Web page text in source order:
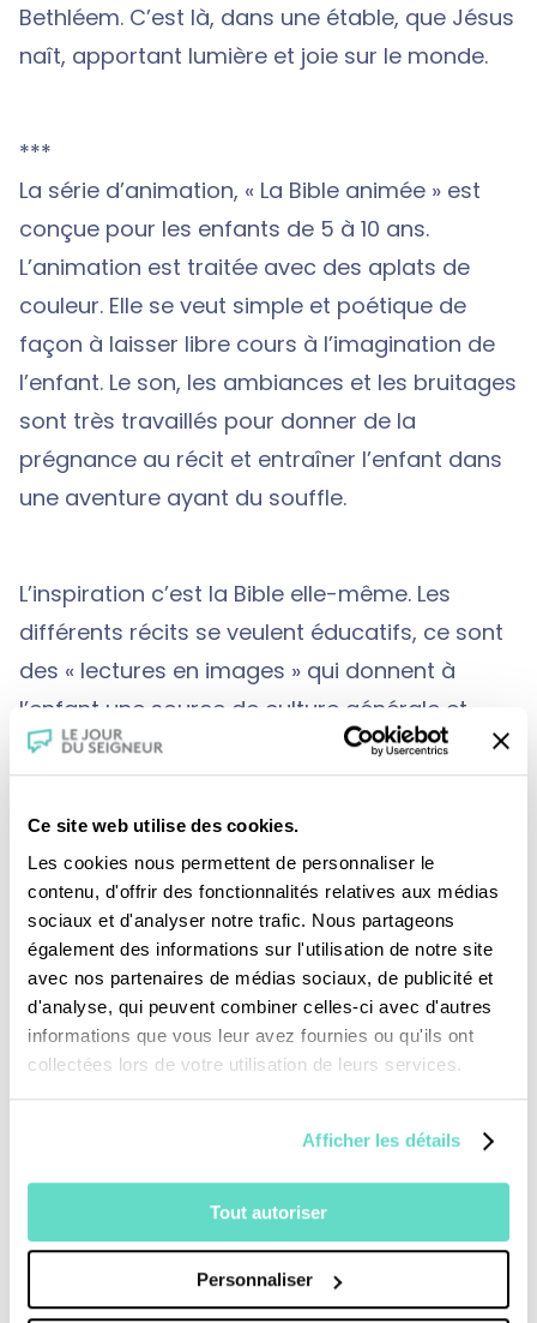
Ce site web utilise des cookies.
Les cookies nous permettent de personnaliser le
contenu, d'offrir des fonctionnalités relatives aux médias
sociaux et d'analyser notre trafic. Nous partageons
également des informations sur l'utilisation de notre site
avec nos partenaires de médias sociaux, de publicité et
d'analyse, qui peuvent combiner celles-ci avec d'autres
informations que vous leur avez fournies ou qu'ils ont
collectées lors de votre utilisation de leurs services.
Afficher les détails
Tout autoriser
Personnaliser
Bethléem. C’est là, dans une étable, que Jésus
naît, apportant lumière et joie sur le monde.
***
La série d’animation, « La Bible animée » est
conçue pour les enfants de 5 à 10 ans.
L’animation est traitée avec des aplats de
couleur. Elle se veut simple et poétique de
façon à laisser libre cours à l’imagination de
l’enfant. Le son, les ambiances et les bruitages
sont très travaillés pour donner de la
prégnance au récit et entraîner l’enfant dans
une aventure ayant du souffle.
L’inspiration c’est la Bible elle-même. Les
différents récits se veulent éducatifs, ce sont
des « lectures en images » qui donnent à
l’enfant une source de culture générale et
religieuse d’un texte fondateur et dont les
personnages se retrouvent dans les trois
religions monothéistes. Nous pensons que ces
histoires, outre leurs extraordinaires richesses
poétiques et symboliques, contribuent au
vivre ensemble par une approche
philosophique du monde. Nous travaillons en
nous aidant des sources historiques,
géographiques et culturelles pour ancrer
l’image, autant que possible, dans le concret,
donnant ainsi une source de culture
Une production : CFRT/ Audio Archives